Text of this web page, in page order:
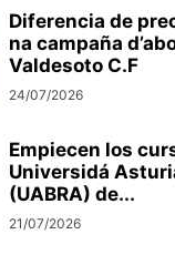
Diferencia de
na campaña
Valdesoto C.F
24/07/2026
Empiecen los
Universidá
(UABRA) de...
21/07/2026